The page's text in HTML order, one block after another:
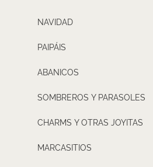
NAVIDAD
PAIPÁIS
ABANICOS
SOMBREROS Y PARASOLES
CHARMS Y OTRAS JOYITAS
MARCASITIOS